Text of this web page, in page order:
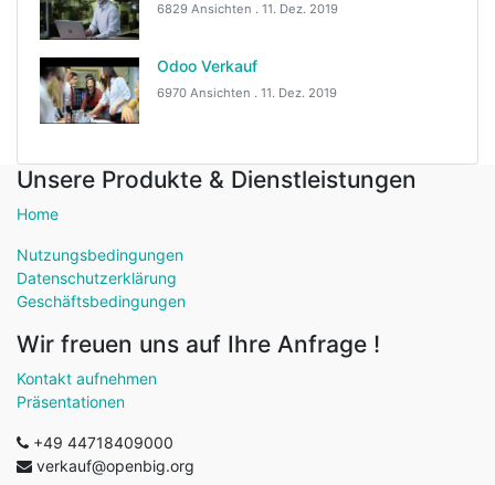
6829 Ansichten . 11. Dez. 2019
Odoo Verkauf
6970 Ansichten . 11. Dez. 2019
Unsere Produkte & Dienstleistungen
Home
Nutzungsbedingungen
Datenschutzerklärung
Geschäftsbedingungen
Wir freuen uns auf Ihre Anfrage !
Kontakt aufnehmen
Präsentationen
+49 44718409000
verkauf@openbig.org